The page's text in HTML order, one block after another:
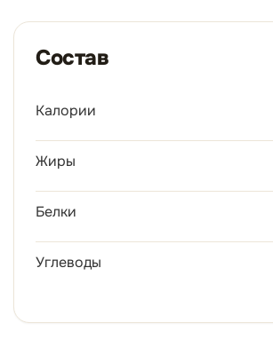
Состав
Калории
Жиры
Белки
Углеводы